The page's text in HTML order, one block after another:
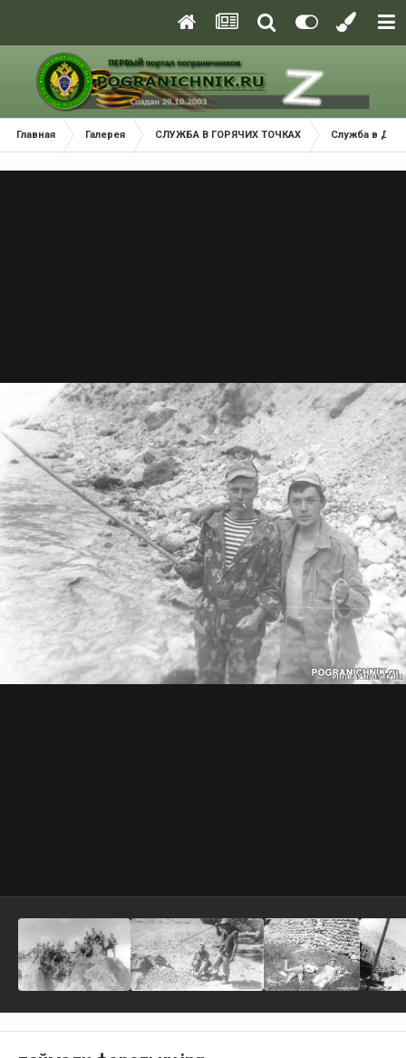
Главная Галерея СЛУЖБА В ГОРЯЧИХ ТОЧКАХ Служба в ДРА